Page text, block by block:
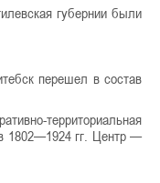
губернии были
перешел в состав
территориальная
1802—1924 гг. Центр —